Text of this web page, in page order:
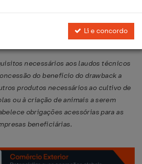
necessários aos laudos técnicos
do benefício do drawback a
produtos necessários ao cultivo de
ou à criação de animais a serem
obrigações acessórias para as
beneficiárias.
Li e concordo